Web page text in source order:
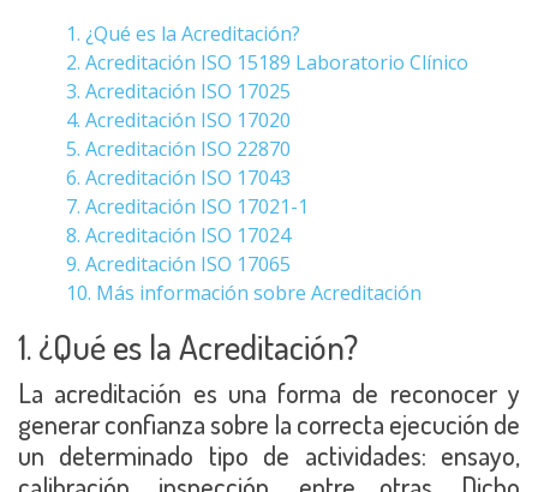
1. ¿Qué es la Acreditación?
2. Acreditación ISO 15189 Laboratorio Clínico
3. Acreditación ISO 17025
4. Acreditación ISO 17020
5. Acreditación ISO 22870
6. Acreditación ISO 17043
7. Acreditación ISO 17021-1
8. Acreditación ISO 17024
9. Acreditación ISO 17065
10. Más información sobre Acreditación
1. ¿Qué es la Acreditación?
La acreditación es una forma de reconocer y
generar confianza sobre la correcta ejecución de
un determinado tipo de actividades: ensayo,